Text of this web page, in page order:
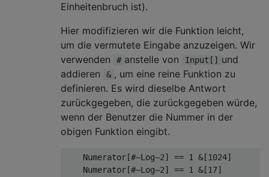
Einheitenbruch ist).
Hier modifizieren wir die Funktion leicht,
um die vermutete Eingabe anzuzeigen. Wir
verwenden
# anstelle von Input[]
und
addieren
& , um eine reine Funktion zu
definieren. Es wird dieselbe Antwort
zurückgegeben, die zurückgegeben würde,
wenn der Benutzer die Nummer in der
obigen Funktion eingibt.
    Numerator[#~Log~2] == 1 &[1024]